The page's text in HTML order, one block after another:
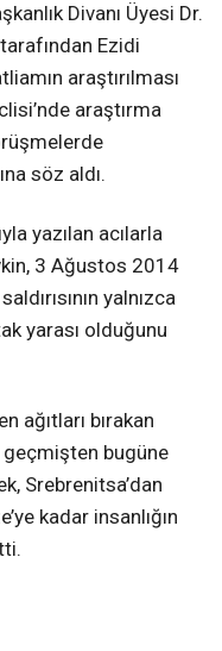
Divanı Üyesi Dr.
Ezidi
araştırılması
araştırma
söz aldı.
yazılan acılarla
3 Ağustos 2014
yalnızca
yarası olduğunu
ağıtları bırakan
geçmişten bugüne
Srebrenitsa’dan
kadar insanlığın